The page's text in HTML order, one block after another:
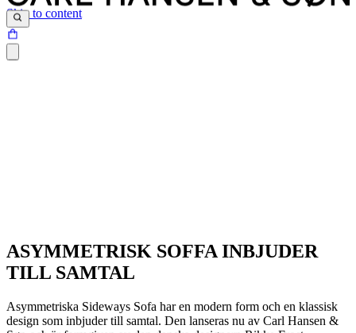
Skip to content
ASYMMETRISK SOFFA INBJUDER
TILL SAMTAL
Asymmetriska Sideways Sofa har en modern form och en klassisk
design som inbjuder till samtal. Den lanseras nu av Carl Hansen &